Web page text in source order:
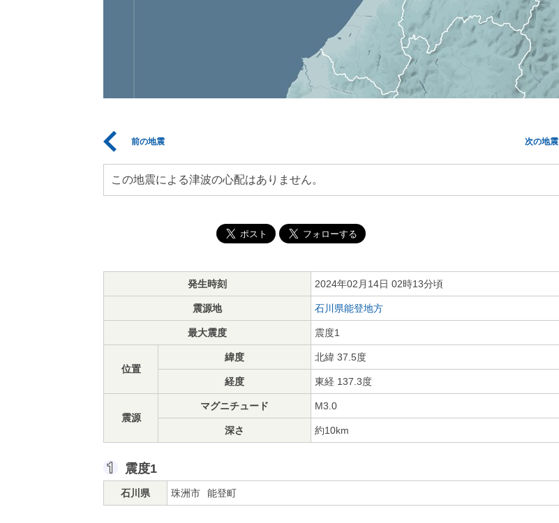
前の地震 次の地震
この地震による津波の心配はありません。
発生時刻 2024年02月14日 02時13分頃
震源地 石川県能登地方
最大震度 震度1
位置
緯度 北緯 37.5度
経度 東経 137.3度
震源
マグニチュード M3.0
深さ 約10km
震度1
石川県 珠洲市 能登町